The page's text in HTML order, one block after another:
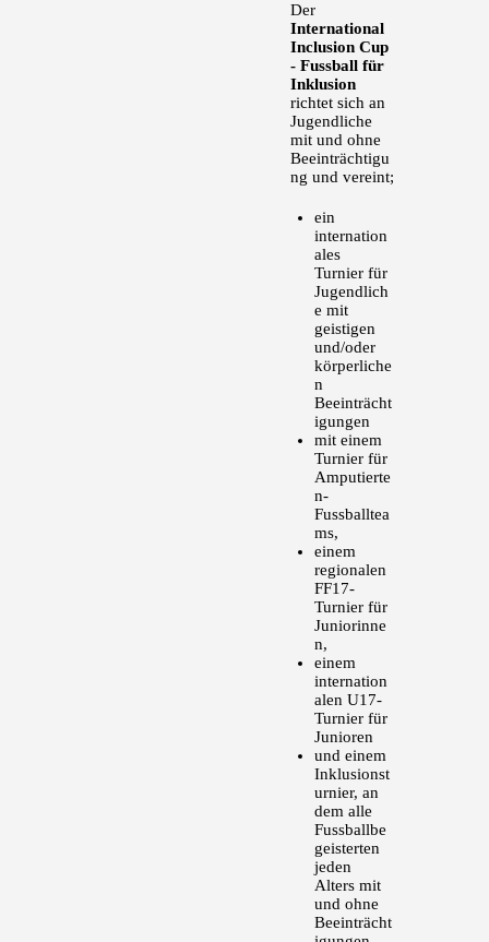
Der
International
Inclusion Cup
- Fussball für
Inklusion
richtet sich an
Jugendliche
mit und ohne
Beeinträchtigu
ng und vereint;
ein
internation
ales
Turnier für
Jugendlich
e mit
geistigen
und/oder
körperliche
n
Beeinträcht
igungen
mit einem
Turnier für
Amputierte
n-
Fussballtea
ms,
einem
regionalen
FF17-
Turnier für
Juniorinne
n,
einem
internation
alen U17-
Turnier für
Junioren
und einem
Inklusionst
urnier, an
dem alle
Fussballbe
geisterten
jeden
Alters mit
und ohne
Beeinträcht